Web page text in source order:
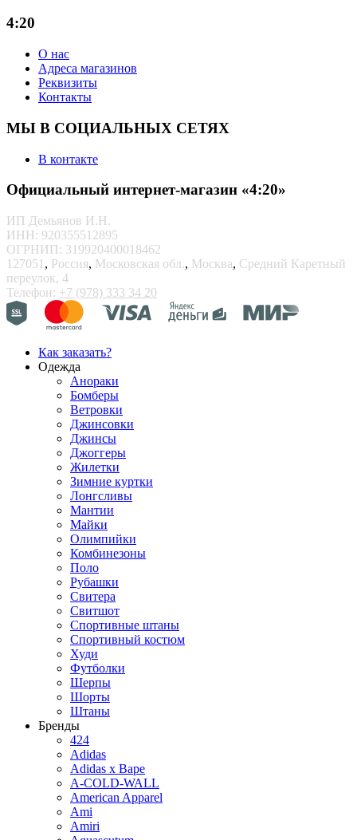
4:20
О нас
Адреса магазинов
Реквизиты
Контакты
МЫ В СОЦИАЛЬНЫХ СЕТЯХ
В контакте
Официальный интернет-магазин «4:20»
ИП Демьянов И.Н.
ИНН: 920355512895
ОГРНИП: 319920400018462
127051 , Россия, Московская обл., Москва, Средний Каретный
переулок, 4
Телефон: +7 (978) 333 34 20
Как заказать?
Одежда
Анораки
Бомберы
Ветровки
Джинсовки
Джинсы
Джоггеры
Жилетки
Зимние куртки
Лонгсливы
Мантии
Майки
Олимпийки
Комбинезоны
Поло
Рубашки
Свитера
Свитшот
Спортивные штаны
Спортивный костюм
Худи
Футболки
Шерпы
Шорты
Штаны
Бренды
424
Adidas
Adidas x Bape
A-COLD-WALL
American Apparel
Ami
Amiri